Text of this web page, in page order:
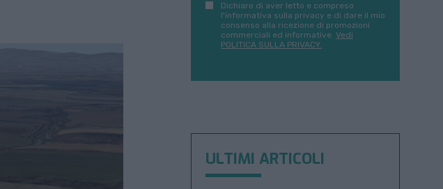
Dichiaro di aver letto e compreso
l'informativa sulla privacy e di dare il mio
consenso alla ricezione di promozioni
commerciali ed informative. Vedi
POLITICA SULLA PRIVACY.
ULTIMI ARTICOLI